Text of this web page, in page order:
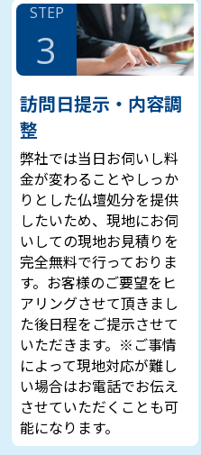
福岡県在
少し前に利用させてい
対応いただきありがと
処分することになり、
が仏壇供養の一休堂さ
いただきましたが、非
思います！回収日当日
が。供養をしている写
送ってくださったので
れていると安心するこ
し先で不用品などが出
いただきます！
北海道（札
STEP
3
訪問日提示・内容調
整
弊社では当日お伺いし料
金が変わることやしっか
りとした仏壇処分を提供
したいため、現地にお伺
いしての現地お見積りを
完全無料で行っておりま
す。お客様のご要望をヒ
アリングさせて頂きまし
た後日程をご提示させて
いただきます。※ご事情
によって現地対応が難し
い場合はお電話でお伝え
させていただくことも可
能になります。